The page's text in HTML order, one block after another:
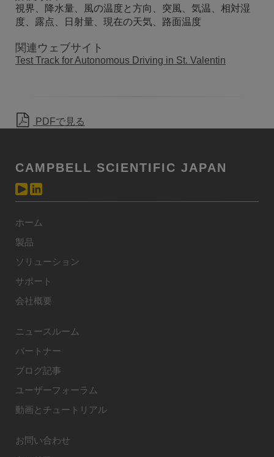
視界、降水量、風の温度と方向、突風、気温、相対湿
度、露点、日射量、現在の天気、路面温度
関連ウェブサイト
Test Track for Autonomous Driving in St. Valentin
PDFで見る
CAMPBELL SCIENTIFIC JAPAN
ホーム
製品
ソリューション
サポート
会社概要
ニュースルーム
パートナー
ブログ記事
ユーザーフォーラム
動画とチュートリアル
お問い合わせ